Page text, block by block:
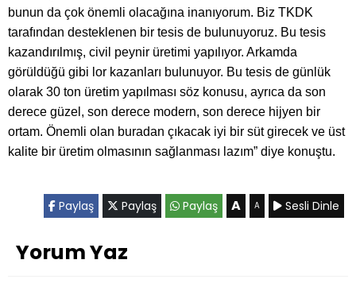
bunun da çok önemli olacağına inanıyorum. Biz TKDK
tarafından desteklenen bir tesis de bulunuyoruz. Bu tesis
kazandırılmış, civil peynir üretimi yapılıyor. Arkamda
görüldüğü gibi lor kazanları bulunuyor. Bu tesis de günlük
olarak 30 ton üretim yapılması söz konusu, ayrıca da son
derece güzel, son derece modern, son derece hijyen bir
ortam. Önemli olan buradan çıkacak iyi bir süt girecek ve üst
kalite bir üretim olmasının sağlanması lazım” diye konuştu.
Paylaş Paylaş Paylaş A A Sesli Dinle
Yorum Yaz